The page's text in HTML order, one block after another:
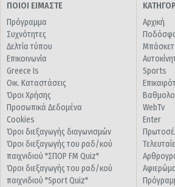
ΠΟΙΟΙ ΕΙΜΑΣΤΕ
Πρόγραμμα
Συχνότητες
Δελτία τύπου
Επικοινωνία
Greece Is
Οικ. Καταστάσεις
Όροι Χρήσης
Προσωπικά Δεδομένα
Cookies
Όροι διεξαγωγής διαγωνισμών
Όροι διεξαγωγής του ραδ/κού
παιχνιδιού "ΣΠΟΡ FM Quiz"
Όροι διεξαγωγής του ραδ/κού
παιχνιδιού "Sport Quiz"
Αρχική
Μπάσκετ
Sports
WebTv
Enter